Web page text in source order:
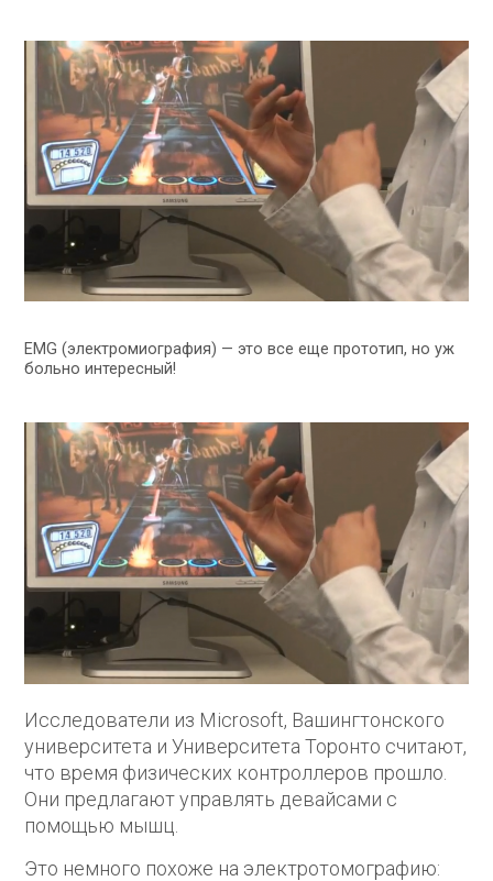
EMG (электромиография) — это все еще прототип, но уж
больно интересный!
Исследователи из Microsoft, Вашингтонского
университета и Университета Торонто считают,
что время физических контроллеров прошло.
Они предлагают управлять девайсами с
помощью мышц.
Это немного похоже на электротомографию: